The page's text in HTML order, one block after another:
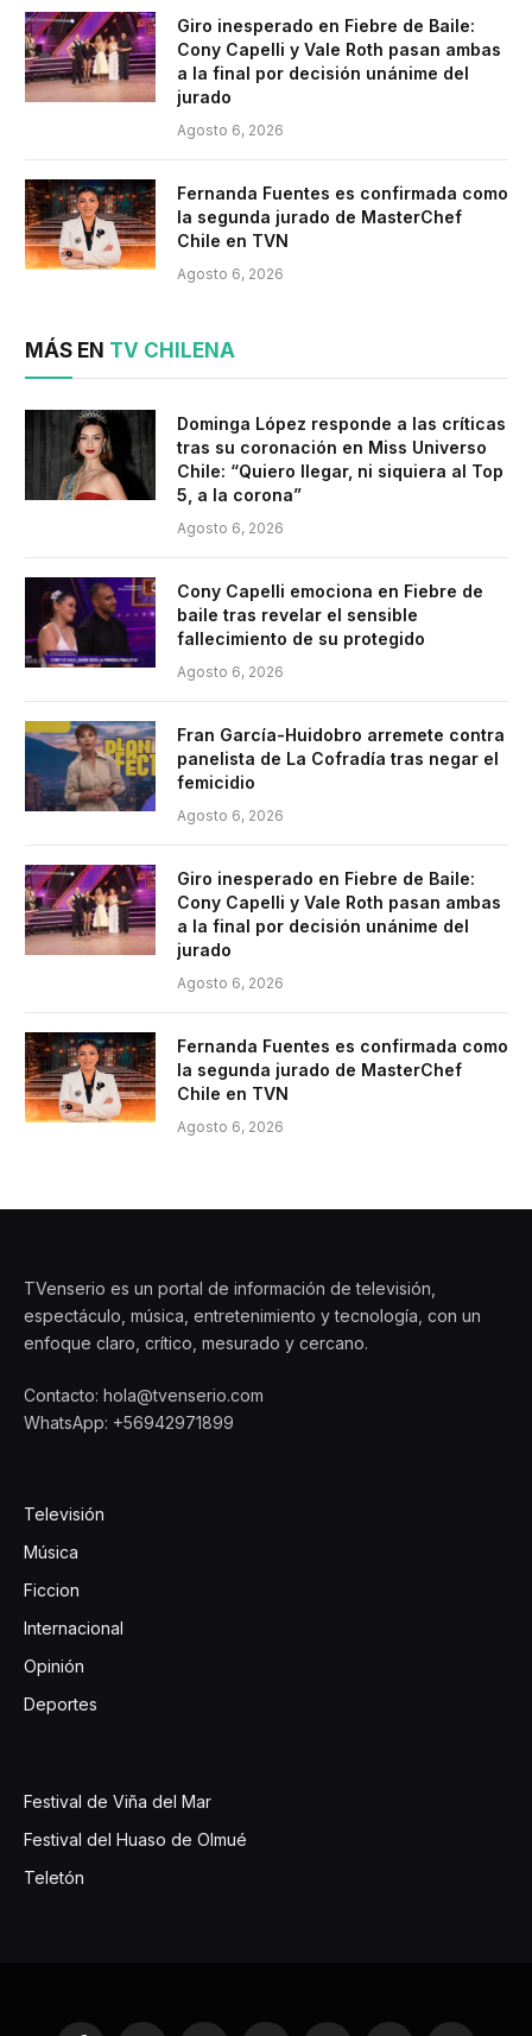
Giro inesperado en Fiebre de Baile:
Cony Capelli y Vale Roth pasan ambas
a la final por decisión unánime del
jurado
Agosto 6, 2026
Fernanda Fuentes es confirmada como
la segunda jurado de MasterChef
Chile en TVN
Agosto 6, 2026
MÁS EN TV CHILENA
Dominga López responde a las críticas
tras su coronación en Miss Universo
Chile: “Quiero llegar, ni siquiera al Top
5, a la corona”
Agosto 6, 2026
Cony Capelli emociona en Fiebre de
baile tras revelar el sensible
fallecimiento de su protegido
Agosto 6, 2026
Fran García-Huidobro arremete contra
panelista de La Cofradía tras negar el
femicidio
Agosto 6, 2026
Giro inesperado en Fiebre de Baile:
Cony Capelli y Vale Roth pasan ambas
a la final por decisión unánime del
jurado
Agosto 6, 2026
Fernanda Fuentes es confirmada como
la segunda jurado de MasterChef
Chile en TVN
Agosto 6, 2026
TVenserio es un portal de información de televisión,
espectáculo, música, entretenimiento y tecnología, con un
enfoque claro, crítico, mesurado y cercano.
Contacto: hola@tvenserio.com
WhatsApp: +56942971899
Televisión
Música
Ficcion
Internacional
Opinión
Deportes
Festival de Viña del Mar
Festival del Huaso de Olmué
Teletón